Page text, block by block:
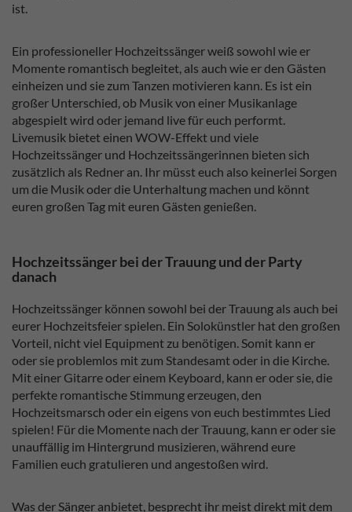
ist.
Ein professioneller Hochzeitssänger weiß sowohl wie er
Momente romantisch begleitet, als auch wie er den Gästen
einheizen und sie zum Tanzen motivieren kann. Es ist ein
großer Unterschied, ob Musik von einer Musikanlage
abgespielt wird oder jemand live für euch performt.
Livemusik bietet einen WOW-Effekt und viele
Hochzeitssänger und Hochzeitssängerinnen bieten sich
zusätzlich als Redner an. Ihr müsst euch also keinerlei Sorgen
um die Musik oder die Unterhaltung machen und könnt
euren großen Tag mit euren Gästen genießen.
Hochzeitssänger bei der Trauung und der Party
danach
Hochzeitssänger können sowohl bei der Trauung als auch bei
eurer Hochzeitsfeier spielen. Ein Solokünstler hat den großen
Vorteil, nicht viel Equipment zu benötigen. Somit kann er
oder sie problemlos mit zum Standesamt oder in die Kirche.
Mit einer Gitarre oder einem Keyboard, kann er oder sie, die
perfekte romantische Stimmung erzeugen, den
Hochzeitsmarsch oder ein eigens von euch bestimmtes Lied
spielen! Für die Momente nach der Trauung, kann er oder sie
unauffällig im Hintergrund musizieren, während eure
Familien euch gratulieren und angestoßen wird.
Was der Sänger anbietet, besprecht ihr meist direkt mit dem